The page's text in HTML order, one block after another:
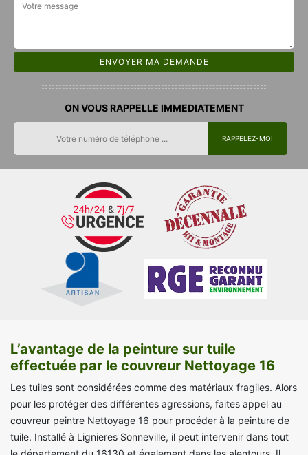
ON VOUS RAPPELLE IMMEDIATEMENT
L’avantage de la peinture sur tuile
effectuée par le couvreur Nettoyage 16
Les tuiles sont considérées comme des matériaux fragiles. Alors
pour les protéger des différentes agressions, faites appel au
couvreur peintre Nettoyage 16 pour procéder à la peinture de
tuile. Installé à Lignieres Sonneville, il peut intervenir dans tout